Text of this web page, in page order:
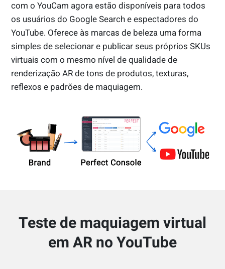
com o YouCam agora estão disponíveis para todos
os usuários do Google Search e espectadores do
YouTube. Oferece às marcas de beleza uma forma
simples de selecionar e publicar seus próprios SKUs
virtuais com o mesmo nível de qualidade de
renderização AR de tons de produtos, texturas,
reflexos e padrões de maquiagem.
Teste de maquiagem virtual
em AR no YouTube